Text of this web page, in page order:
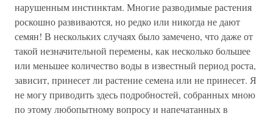
нарушенным инстинктам. Многие разводимые растения
роскошно развиваются, но редко или никогда не дают
семян! В нескольких случаях было замечено, что даже от
такой незначительной перемены, как несколько большее
или меньшее количество воды в известный период роста,
зависит, принесет ли растение семена или не принесет. Я
не могу приводить здесь подробностей, собранных мною
по этому любопытному вопросу и напечатанных в